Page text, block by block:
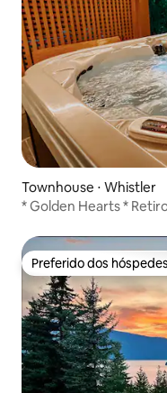
Townhouse ⋅ Whistler
*
Preferido dos
Preferido dos hóspedes